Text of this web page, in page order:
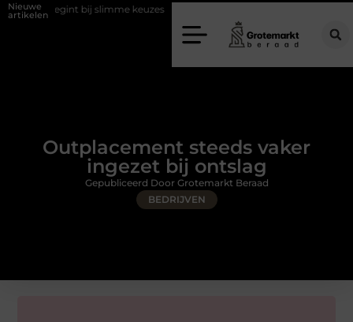
Nieuwe
artikelen
bij slimme keuzes Waarom kiezen voor een rijschool in Utrecht?
Outplacement steeds vaker
ingezet bij ontslag
BEDRIJVEN
Gepubliceerd Door Grotemarkt Beraad